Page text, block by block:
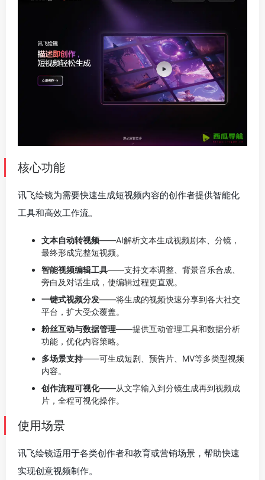
核心功能
讯飞绘镜为需要快速生成短视频内容的创作者提供智能化
工具和高效工作流。
文本自动转视频——AI解析文本生成视频剧本、分镜，
最终形成完整短视频。
智能视频编辑工具——支持文本调整、背景音乐合成、
旁白及对话生成，使编辑过程更直观。
一键式视频分发——将生成的视频快速分享到各大社交
平台，扩大受众覆盖。
粉丝互动与数据管理——提供互动管理工具和数据分析
功能，优化内容策略。
多场景支持——可生成短剧、预告片、MV等多类型视频
内容。
创作流程可视化——从文字输入到分镜生成再到视频成
片，全程可视化操作。
使用场景
讯飞绘镜适用于各类创作者和教育或营销场景，帮助快速
实现创意视频制作。